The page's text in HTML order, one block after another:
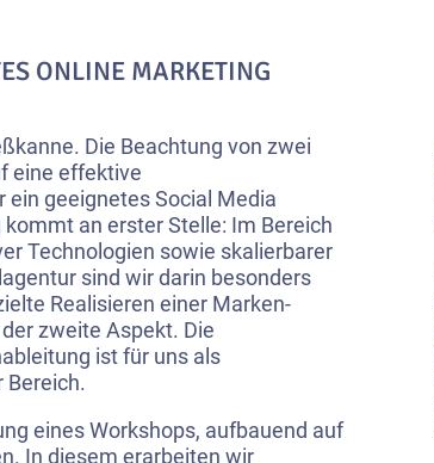
ONLINE MARKETING
Die Beachtung von zwei
eine effektive
ein geeignetes Social Media
an erster Stelle: Im Bereich
Technologien sowie skalierbarer
sind wir darin besonders
Realisieren einer Marken-
zweite Aspekt. Die
ist für uns als
Bereich.
eines Workshops, aufbauend auf
In diesem erarbeiten wir